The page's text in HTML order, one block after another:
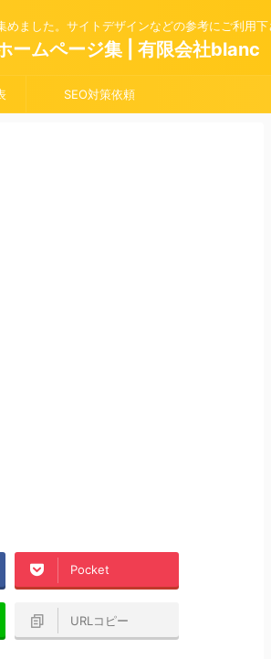
ました。サイトデザインなどの参考にご利用下
ームページ集 | 有限会社blanc
SEO対策依頼
Pocket
URLコピー